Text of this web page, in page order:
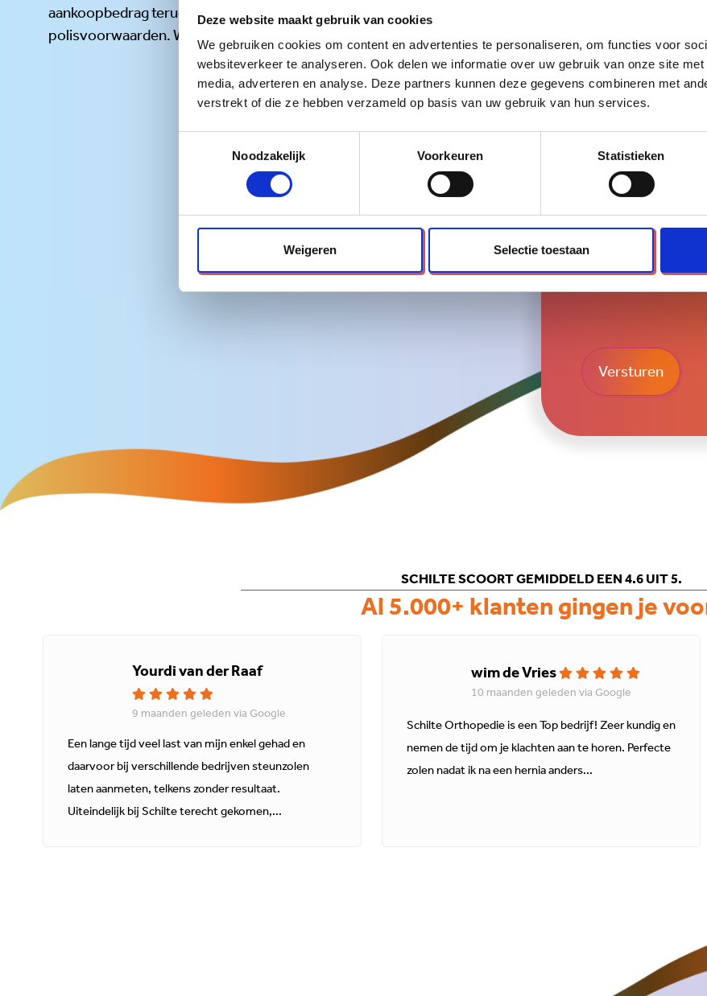
Deze website maakt gebruik van cookies
We gebruiken cookies om content en advertenties te personaliseren, om functies voor
websiteverkeer te analyseren. Ook delen we informatie over uw gebruik van onze site
media, adverteren en analyse. Deze partners kunnen deze gegevens combineren met
verstrekt of die ze hebben verzameld op basis van uw gebruik van hun services.
Noodzakelijk
Voorkeuren Statistieken
Weigeren Selectie toestaan
aankoopbedrag terug. De informatie daarover vind je in de
polisvoorwaarden. We leggen het graag uit!
Bericht
SCHILTE SCOORT GEMIDDELD EEN 4.6 UIT 5.
Al 5.000+ klanten gingen je
Yourdi van der Raaf
9 maanden geleden via Google
Een lange tijd veel last van mijn enkel gehad en
daarvoor bij verschillende bedrijven steunzolen
laten aanmeten, telkens zonder resultaat.
Uiteindelijk bij Schilte terecht gekomen,...
wim de Vries
10 maanden geleden via Google
Schilte Orthopedie is een Top bedrijf! Zeer kundig en
nemen de tijd om je klachten aan te horen. Perfecte
zolen nadat ik na een hernia anders...